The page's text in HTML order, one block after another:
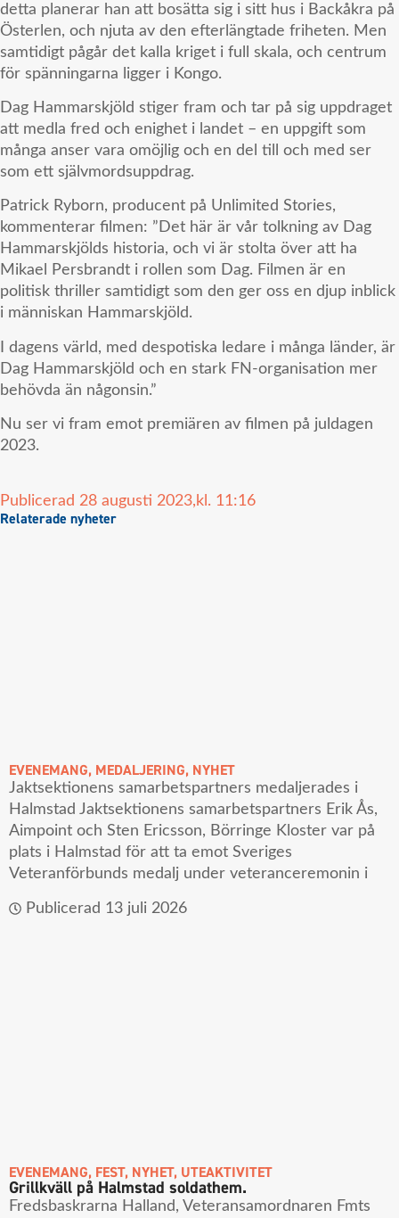
detta planerar han att bosätta sig i sitt hus i Backåkra på
Österlen, och njuta av den efterlängtade friheten. Men
samtidigt pågår det kalla kriget i full skala, och centrum
för spänningarna ligger i Kongo.
Dag Hammarskjöld stiger fram och tar på sig uppdraget
att medla fred och enighet i landet – en uppgift som
många anser vara omöjlig och en del till och med ser
som ett självmordsuppdrag.
Patrick Ryborn, producent på Unlimited Stories,
kommenterar filmen: ”Det här är vår tolkning av Dag
Hammarskjölds historia, och vi är stolta över att ha
Mikael Persbrandt i rollen som Dag. Filmen är en
politisk thriller samtidigt som den ger oss en djup inblick
i människan Hammarskjöld.
I dagens värld, med despotiska ledare i många länder, är
Dag Hammarskjöld och en stark FN-organisation mer
behövda än någonsin.”
Nu ser vi fram emot premiären av filmen på juldagen
2023.
Publicerad 28 augusti 2023, kl. 11:16
Relaterade nyheter
EVENEMANG, MEDALJERING, NYHET
Jaktsektionens samarbetspartners medaljerades i
Halmstad Jaktsektionens samarbetspartners Erik Ås,
Aimpoint och Sten Ericsson, Börringe Kloster var på
plats i Halmstad för att ta emot Sveriges
Veteranförbunds medalj under veteranceremonin i
Publicerad 13 juli 2026
EVENEMANG, FEST, NYHET, UTEAKTIVITET
Grillkväll på Halmstad soldathem.
Fredsbaskrarna Halland, Veteransamordnaren Fmts